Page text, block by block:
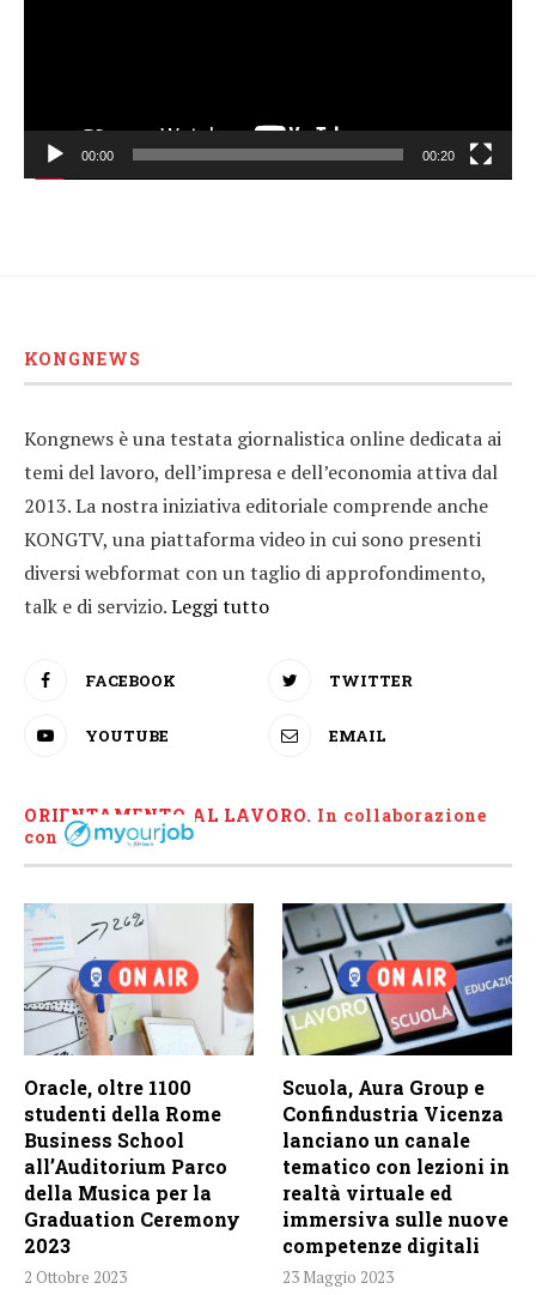
00:00 00:20
KONGNEWS
Kongnews è una testata giornalistica online dedicata ai
temi del lavoro, dell’impresa e dell’economia attiva dal
2013. La nostra iniziativa editoriale comprende anche
KONGTV, una piattaforma video in cui sono presenti
diversi webformat con un taglio di approfondimento,
talk e di servizio.Leggi tutto
FACEBOOK TWITTER
YOUTUBE EMAIL
ORIENTAMENTO AL LAVORO. In collaborazione
con
Oracle, oltre 1100
studenti della Rome
Business School
all’Auditorium Parco
della Musica per la
Graduation Ceremony
2023
2 Ottobre 2023
Scuola, Aura Group e
Confindustria Vicenza
lanciano un canale
tematico con lezioni in
realtà virtuale ed
immersiva sulle nuove
competenze digitali
23 Maggio 2023